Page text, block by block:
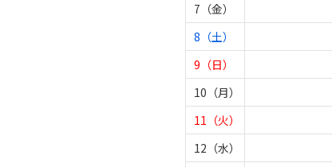
7（金）
8（土）
9（日）
10（月）
11（火）
12（水）